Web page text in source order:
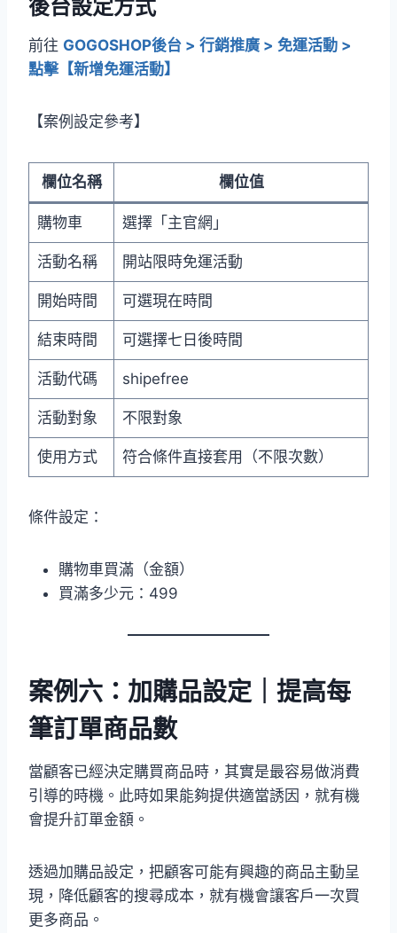
後台設定方式
前往 GOGOSHOP後台 > 行銷推廣 > 免運活動 >
點擊【新增免運活動】
【案例設定參考】
欄位名稱 欄位值
購物車 選擇「主官網」
活動名稱 開站限時免運活動
開始時間 可選現在時間
結束時間 可選擇七日後時間
活動代碼 shipefree
活動對象 不限對象
使用方式 符合條件直接套用（不限次數）
條件設定：
購物車買滿（金額）
買滿多少元：499
案例六：加購品設定｜提高每
筆訂單商品數
當顧客已經決定購買商品時，其實是最容易做消費
引導的時機。此時如果能夠提供適當誘因，就有機
會提升訂單金額。
透過加購品設定，把顧客可能有興趣的商品主動呈
現，降低顧客的搜尋成本，就有機會讓客戶一次買
更多商品。